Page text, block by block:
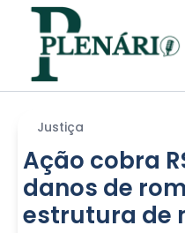
Justiça
Ação cobra
danos de
estrutura de